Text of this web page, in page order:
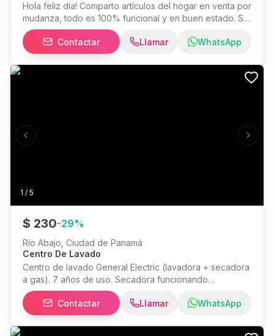
Hola feliz día! Comparto artículos del hogar en venta por
mudanza, todo es 100% funcional y en buen estado. Se
retira en San Francisco. Comunicarse al whatsapp
Contactar
Llamar WhatsApp
1 / 5
Previous slide Next
$ 230-29%
Río Abajo, Ciudad de Panamá
Centro De Lavado
Centro de lavado General Electric (lavadora + secadora
a gas). 7 años de uso. Secadora funcionando
correctamente. Lavadora funcional, pero presenta
detalle mecánico en la transmisión y una pieza del
cierre de la tapa requiere reemplazo. Ideal para reparar
o para quien necesite principalmente la secadora.
Contactar Llamar WhatsApp